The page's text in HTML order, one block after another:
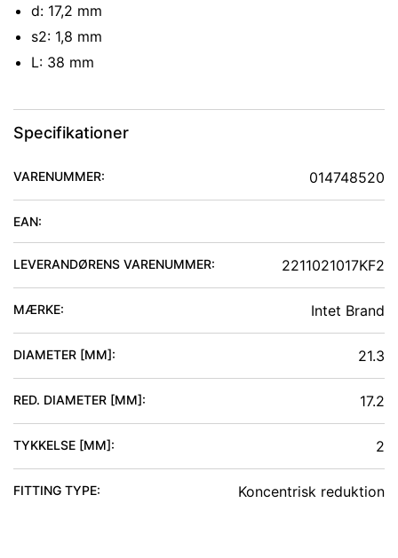
d: 17,2 mm
s2: 1,8 mm
L: 38 mm
Specifikationer
VARENUMMER: 014748520
EAN:
LEVERANDØRENS VARENUMMER: 2211021017KF2
MÆRKE: Intet Brand
DIAMETER [MM]: 21.3
RED. DIAMETER [MM]: 17.2
TYKKELSE [MM]: 2
FITTING TYPE: Koncentrisk reduktion